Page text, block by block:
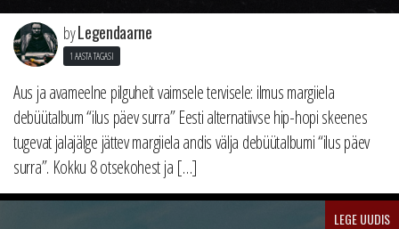
byLegendaarne
1 AASTA TAGASI
Aus ja avameelne pilguheit vaimsele tervisele: ilmus margiiela
debüütalbum “ilus päev surra” Eesti alternatiivse hip-hopi skeenes
tugevat jalajälge jättev margiiela andis välja debüütalbumi “ilus päev
surra”. Kokku 8 otsekohest ja […]
LEGE UUDIS